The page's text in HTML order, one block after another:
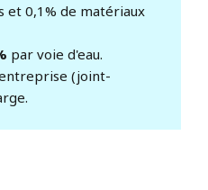
et 0,1% de matériaux
par voie d'eau.
(joint-